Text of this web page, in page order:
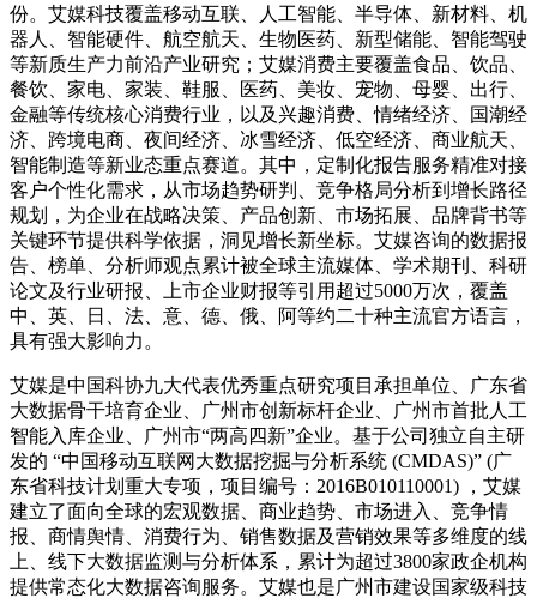
份。艾媒科技覆盖移动互联、人工智能、半导体、新材料、机
器人、智能硬件、航空航天、生物医药、新型储能、智能驾驶
等新质生产力前沿产业研究；艾媒消费主要覆盖食品、饮品、
餐饮、家电、家装、鞋服、医药、美妆、宠物、母婴、出行、
金融等传统核心消费行业，以及兴趣消费、情绪经济、国潮经
济、跨境电商、夜间经济、冰雪经济、低空经济、商业航天、
智能制造等新业态重点赛道。其中，定制化报告服务精准对接
客户个性化需求，从市场趋势研判、竞争格局分析到增长路径
规划，为企业在战略决策、产品创新、市场拓展、品牌背书等
关键环节提供科学依据，洞见增长新坐标。艾媒咨询的数据报
告、榜单、分析师观点累计被全球主流媒体、学术期刊、科研
论文及行业研报、上市企业财报等引用超过5000万次，覆盖
中、英、日、法、意、德、俄、阿等约二十种主流官方语言，
具有强大影响力。
艾媒是中国科协九大代表优秀重点研究项目承担单位、广东省
大数据骨干培育企业、广州市创新标杆企业、广州市首批人工
智能入库企业、广州市“两高四新”企业。基于公司独立自主研
发的 “中国移动互联网大数据挖掘与分析系统 (CMDAS)” (广
东省科技计划重大专项，项目编号：2016B010110001) ，艾媒
建立了面向全球的宏观数据、商业趋势、市场进入、竞争情
报、商情舆情、消费行为、销售数据及营销效果等多维度的线
上、线下大数据监测与分析体系，累计为超过3800家政企机构
提供常态化大数据咨询服务。艾媒也是广州市建设国家级科技